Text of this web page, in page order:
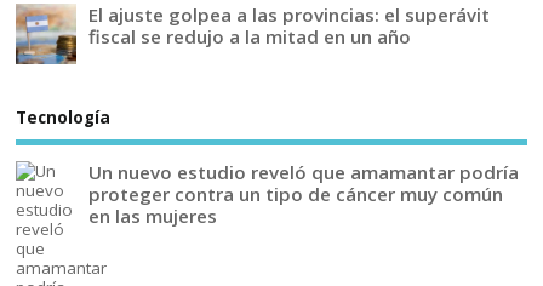
El ajuste golpea a las provincias: el superávit
fiscal se redujo a la mitad en un año
Tecnología
Un nuevo estudio reveló que amamantar podría
proteger contra un tipo de cáncer muy común
en las mujeres